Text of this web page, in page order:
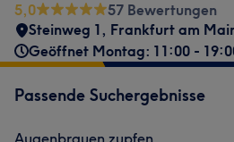
5,0
57 Bewertungen
Steinweg 1, Frankfurt am
Geöffnet Montag: 11:00 -
Passende Suchergebnisse
Augenbrauen zupfen